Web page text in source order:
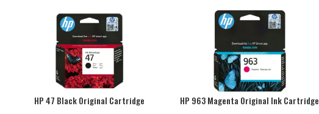
HP 47 Black Original Cartridge
HP 963 Magenta Original Ink Cartridge